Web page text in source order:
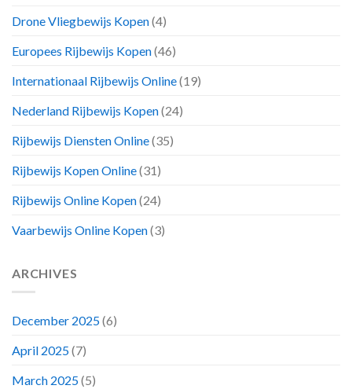
Drone Vliegbewijs Kopen(4)
Europees Rijbewijs Kopen(46)
Internationaal Rijbewijs Online(19)
Nederland Rijbewijs Kopen(24)
Rijbewijs Diensten Online(35)
Rijbewijs Kopen Online(31)
Rijbewijs Online Kopen(24)
Vaarbewijs Online Kopen(3)
ARCHIVES
December 2025(6)
April 2025(7)
March 2025(5)